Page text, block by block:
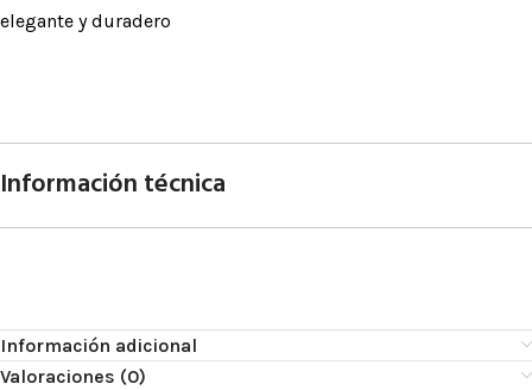
elegante y duradero
Información técnica
Información adicional
Valoraciones (0)